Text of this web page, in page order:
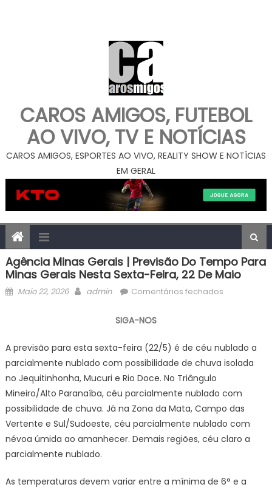
CAROS AMIGOS, FUTEBOL
AO VIVO, TV E NOTÍCIAS
CAROS AMIGOS, ESPORTES AO VIVO, REALITY SHOW E NOTÍCIAS
EM GERAL
Agência Minas Gerais | Previsão Do Tempo Para
Minas Gerais Nesta Sexta-Feira, 22 De Maio
Posted
Maio 22, 2026 Author
admin Comentários fechadosem
|
Previsão
para
Gerais
nesta
22
SIGA-NOS
A previsão para esta sexta-feira (22/5) é de céu nublado a
parcialmente nublado com possibilidade de chuva isolada
no Jequitinhonha, Mucuri e Rio Doce. No Triângulo
Mineiro/Alto Paranaíba, céu parcialmente nublado com
possibilidade de chuva. Já na Zona da Mata, Campo das
Vertente e Sul/Sudoeste, céu parcialmente nublado com
névoa úmida ao amanhecer. Demais regiões, céu claro a
parcialmente nublado.
As temperaturas devem variar entre a mínima de 6° e a